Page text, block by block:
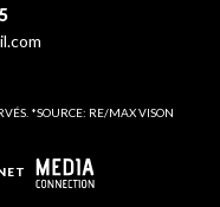
*SOURCE: RE/MAX VISON